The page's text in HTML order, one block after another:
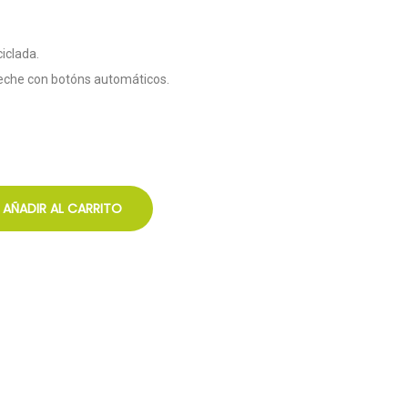
con botóns automáticos.
AÑADIR AL CARRITO